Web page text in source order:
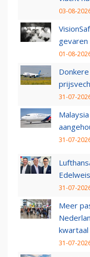
03-08-
01-08-
31-07-
31-07-
31-07-
Meer
kwartaal
31-07-